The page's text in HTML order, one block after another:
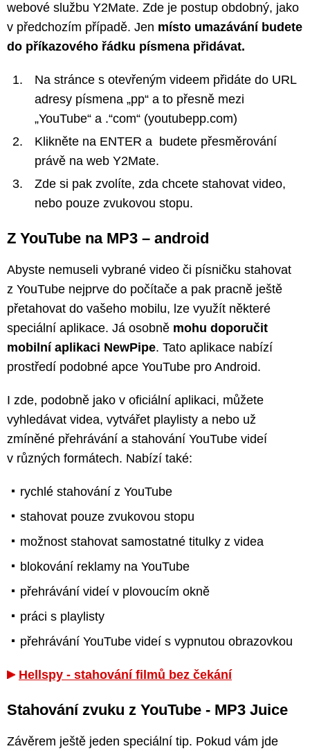
webové službu Y2Mate. Zde je postup obdobný, jako
v předchozím případě. Jen místo umazávání budete
do příkazového řádku písmena přidávat.
Na stránce s otevřeným videem přidáte do URL
adresy písmena „pp“ a to přesně mezi
„YouTube“ a .“com“ (youtubepp.com)
Klikněte na ENTER a budete přesměrování
právě na web Y2Mate.
Zde si pak zvolíte, zda chcete stahovat video,
nebo pouze zvukovou stopu.
Z YouTube na MP3 – android
Abyste nemuseli vybrané video či písničku stahovat
z YouTube nejprve do počítače a pak pracně ještě
přetahovat do vašeho mobilu, lze využít některé
speciální aplikace. Já osobně mohu doporučit
mobilní aplikaci NewPipe. Tato aplikace nabízí
prostředí podobné apce YouTube pro Android.
I zde, podobně jako v oficiální aplikaci, můžete
vyhledávat videa, vytvářet playlisty a nebo už
zmíněné přehrávání a stahování YouTube videí
v různých formátech. Nabízí také:
rychlé stahování z YouTube
stahovat pouze zvukovou stopu
možnost stahovat samostatné titulky z videa
blokování reklamy na YouTube
přehrávání videí v plovoucím okně
práci s playlisty
přehrávání YouTube videí s vypnutou obrazovkou
Hellspy - stahování filmů bez čekání
Stahování zvuku z YouTube - MP3 Juice
Závěrem ještě jeden speciální tip. Pokud vám jde